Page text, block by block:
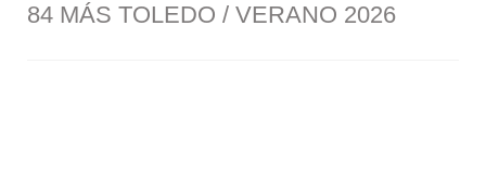
84 MÁS TOLEDO / VERANO 2026